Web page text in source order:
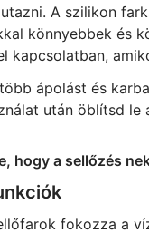
A szilikon
könnyebbek és
kapcsolatban,
ápolást és
után öblítsd
hogy a sellőzés
fokozza a